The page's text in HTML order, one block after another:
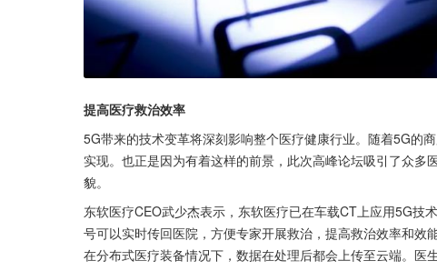
提高医疗救治效率
5G带来的技术变革将深刻影响整个医疗健康行业。随着5G的
实现。也正是因为有着这样的前景，此次高峰论坛吸引了众
貌。
东软医疗CEO武少杰表示，东软医疗已在车载CT上应用5G技
号可以实时传回医院，方便专家开展救治，提高救治效率和
在分布式医疗装备情况下，数据在处理后都会上传至云端。